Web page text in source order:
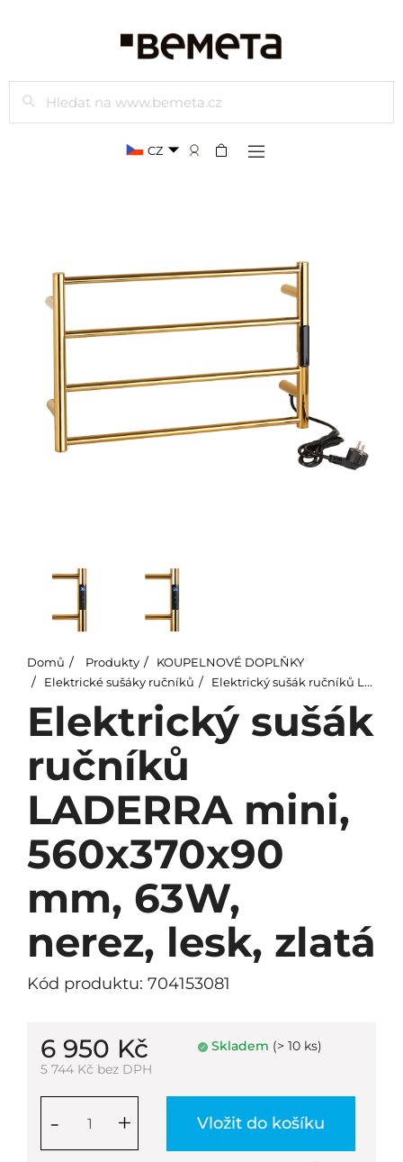
Hledat
CZ
Domů Produkty
KOUPELNOVÉ DOPLŇKY
Elektrické sušáky ručníků
Elektrický sušák ručníků LADERRA mini, 560x370x90 mm, 63W, nerez, lesk, zlatá
Elektrický sušák
ručníků
LADERRA mini,
560x370x90
mm, 63W,
nerez, lesk, zlatá
Kód produktu: 704153081
6 950 Kč
5 744 Kč bez DPH
Skladem (> 10 ks)
+
- Vložit do košíku